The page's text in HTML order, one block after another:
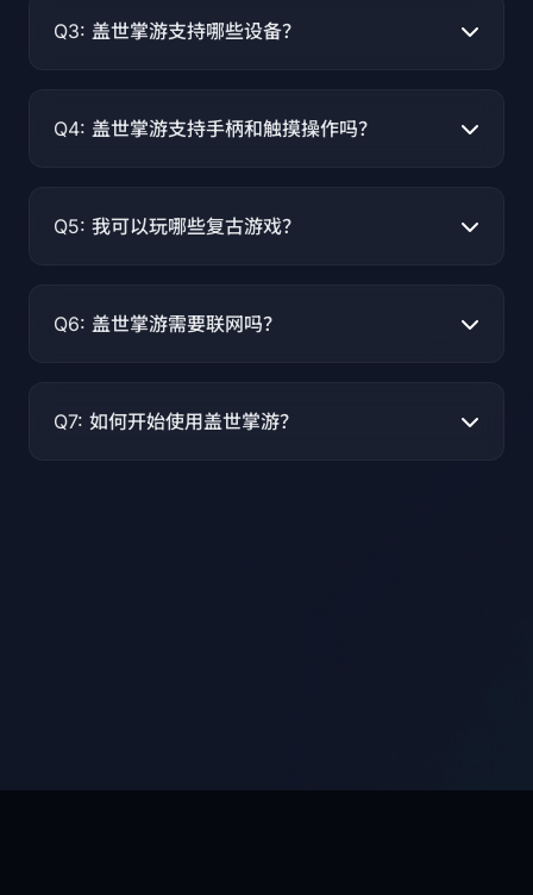
Q3: 盖世掌游支持哪些设备？
Q4: 盖世掌游支持手柄和触摸操作吗？
Q5: 我可以玩哪些复古游戏？
Q6: 盖世掌游需要联网吗？
Q7: 如何开始使用盖世掌游？